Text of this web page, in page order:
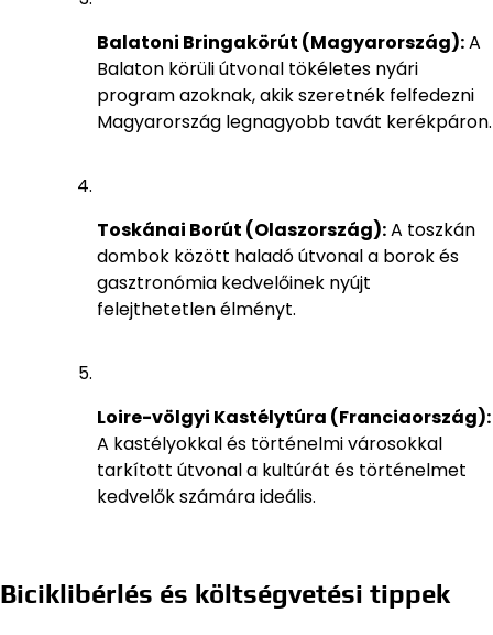
Balatoni Bringakörút (Magyarország):A
Balaton körüli útvonal tökéletes nyári
program azoknak, akik szeretnék felfedezni
Magyarország legnagyobb tavát kerékpáron.
Toskánai Borút (Olaszország):A toszkán
dombok között haladó útvonal a borok és
gasztronómia kedvelőinek nyújt
felejthetetlen élményt.
Loire-völgyi Kastélytúra (Franciaország):
A kastélyokkal és történelmi városokkal
tarkított útvonal a kultúrát és történelmet
kedvelők számára ideális.
Biciklibérlés és költségvetési tippek